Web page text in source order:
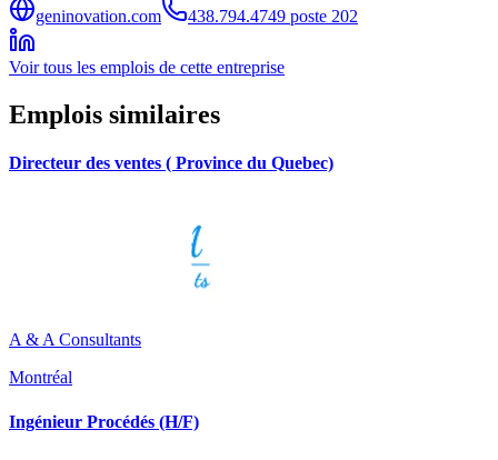
geninovation.com 438.794.4749 poste 202
Voir tous les emplois de cette entreprise
Emplois similaires
Directeur des ventes ( Province du Quebec)
A & A Consultants
Montréal
Ingénieur Procédés (H/F)